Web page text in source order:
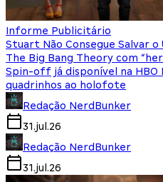
Informe Publicitário
Stuart Não Consegue Salvar
The Big Bang Theory com
Spin-off já disponível na HBO
quadrinhos ao holofote
Redação NerdBunker
31.jul.26
Redação NerdBunker
31.jul.26